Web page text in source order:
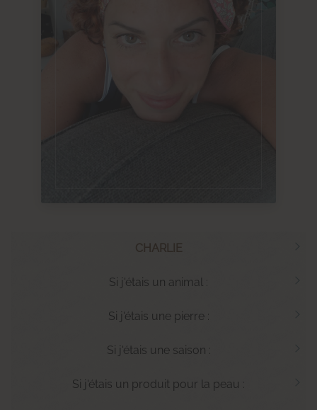
CHARLIE
Si j'étais un animal :
Si j'étais une pierre :
Si j'étais une saison :
Si j'étais un produit pour la peau :